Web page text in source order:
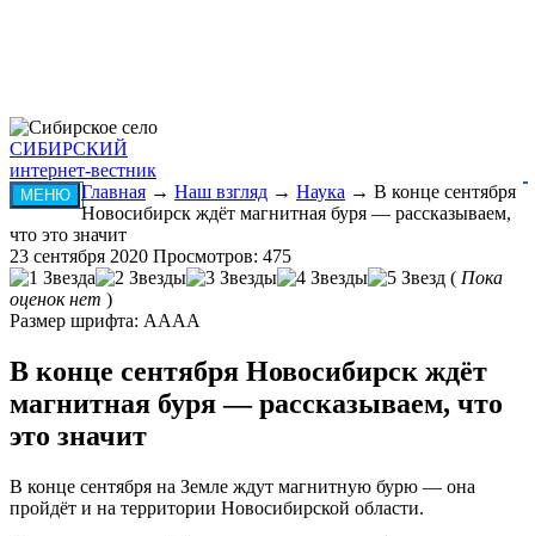
СИБИРСКИЙ
интернет-вестник
МЕНЮ Главная → Наш взгляд → Наука → В конце сентября
Новосибирск ждёт магнитная буря — рассказываем,
что это значит
23 сентября 2020 Просмотров: 475
( Пока
оценок нет )
Размер шрифта: AAAA
В конце сентября Новосибирск ждёт
магнитная буря — рассказываем, что
это значит
В конце сентября на Земле ждут магнитную бурю — она
пройдёт и на территории Новосибирской области.